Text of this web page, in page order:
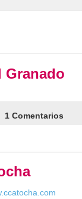
Granado
1 Comentarios